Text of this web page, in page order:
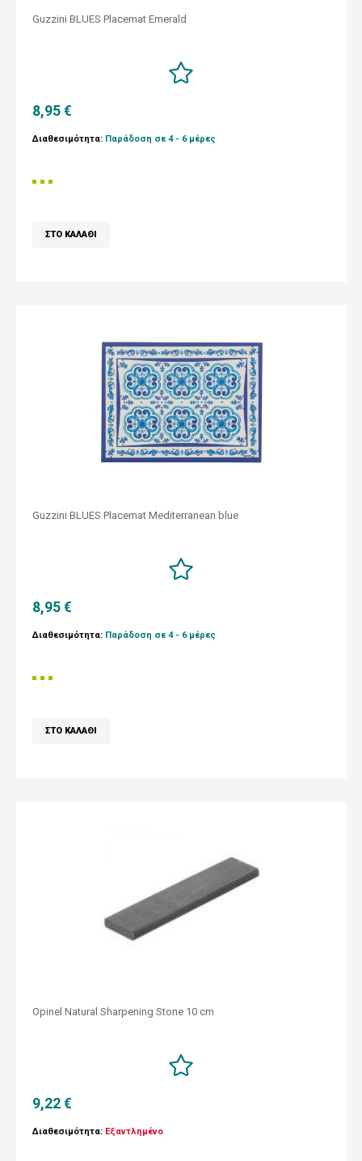
Guzzini BLUES Placemat Emerald
8,95 €
Διαθεσιμότητα: Παράδοση σε 4 - 6 μέρες
Guzzini BLUES Placemat Mediterranean blue
8,95 €
Διαθεσιμότητα: Παράδοση σε 4 - 6 μέρες
Opinel Natural Sharpening Stone 10 cm
9,22 €
Διαθεσιμότητα: Εξαντλημένο